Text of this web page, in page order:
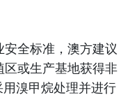
全标准，澳方建议
或生产基地获得非
溴甲烷处理并进行